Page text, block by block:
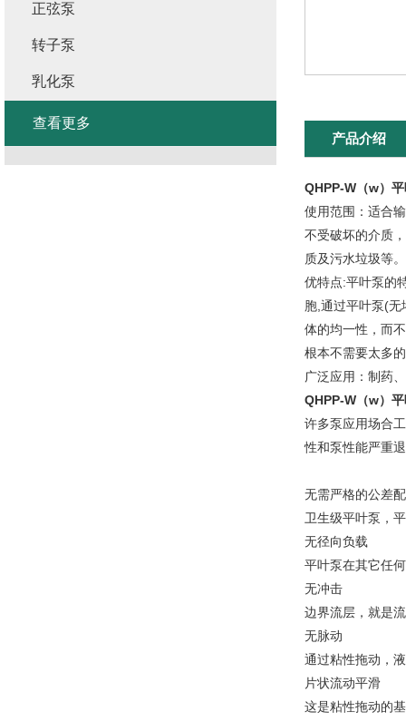
产品介绍
QHPP-W（w）
使用范围：适合
不受破坏的介质
质及污水垃圾等。
优特点:平叶泵的
胞,通过平叶泵(
体的均一性，而
根本不需要太多
广泛应用：制药
QHPP-W（w）
许多泵应用场合
性和泵性能严重
无需严格的公差
卫生级平叶泵，
无径向负载
平叶泵在其它任
无冲击
边界流层，就是
无脉动
通过粘性拖动，
片状流动平滑
这是粘性拖动的
正弦泵
转子泵
乳化泵
查看更多